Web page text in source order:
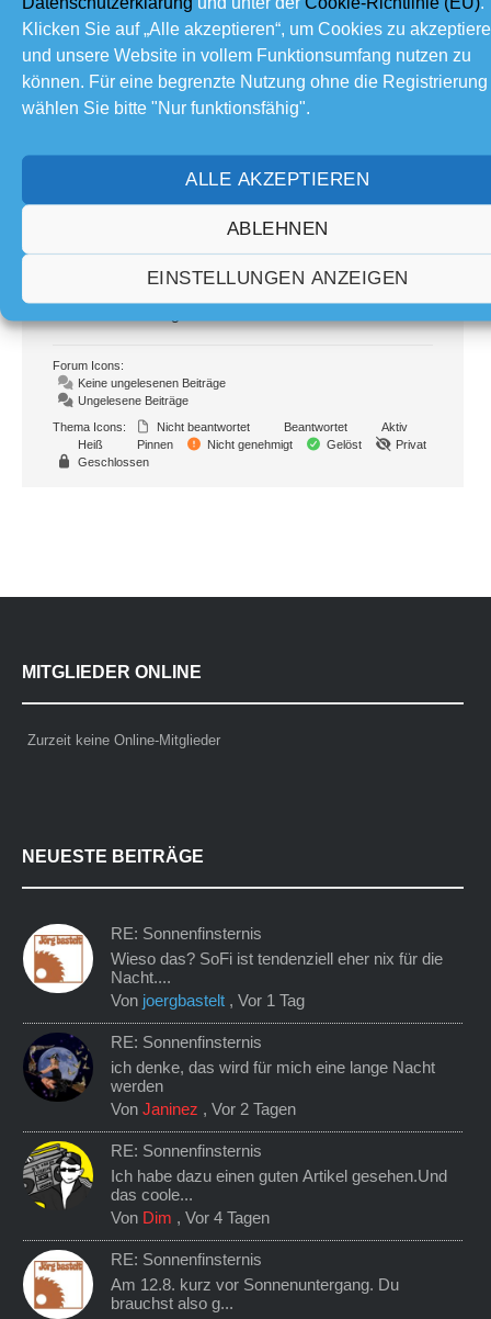
Klicken Sie auf „Alle akzeptieren“, um Cookies zu
und unsere Website in vollem Funktionsumfang nutzen zu
können. Für eine begrenzte Nutzung ohne die Registrierung
wählen Sie bitte "Nur funktionsfähig".
ALLE AKZEPTIEREN
ABLEHNEN
EINSTELLUNGEN ANZEIGEN
Forum Information
16.7 K Beiträge 1 Online
Unser neuestes Mitglied:How to Add Sounds
Forum Icons:
Keine ungelesenen Beiträge
Ungelesene Beiträge
Thema Icons:
Nicht beantwortet Beantwortet
Aktiv
Heiß
Pinnen Nicht genehmigt Gelöst
Privat
Geschlossen
MITGLIEDER ONLINE
Zurzeit keine Online-Mitglieder
NEUESTE BEITRÄGE
RE: Sonnenfinsternis
Wieso das? SoFi ist tendenziell eher nix für die
Nacht....
Von joergbastelt ,Vor 1 Tag
RE: Sonnenfinsternis
ich denke, das wird für mich eine lange Nacht
werden
VonJaninez ,Vor 2 Tagen
RE: Sonnenfinsternis
Ich habe dazu einen guten Artikel gesehen.Und
das coole...
Von Dim ,Vor 4 Tagen
RE: Sonnenfinsternis
Am 12.8. kurz vor Sonnenuntergang. Du
brauchst also g...